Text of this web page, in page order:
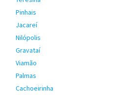
Pinhais
Jacareí
Nilópolis
Gravataí
Viamão
Palmas
Cachoeirinha